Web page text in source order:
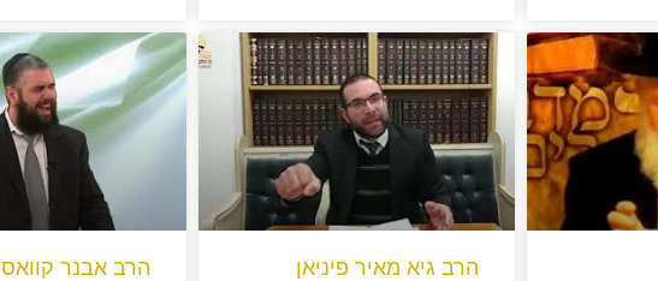
הרב גיא מאיר פיניאן הרב אבנר קוואס